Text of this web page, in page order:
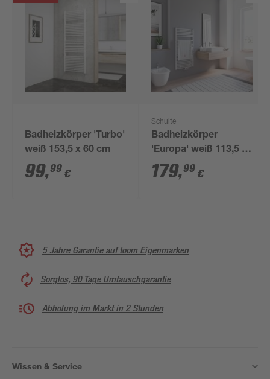
Badheizkörper 'Turbo'
weiß 153,5 x 60 cm
99,99 €
Schulte
Badheizkörper
'Europa' weiß 113,5 x
60 cm
179,99 €
5 Jahre Garantie auf toom Eigenmarken
Sorglos, 90 Tage Umtauschgarantie
Abholung im Markt in 2 Stunden
Wissen & Service